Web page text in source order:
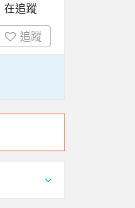
在追蹤
追蹤